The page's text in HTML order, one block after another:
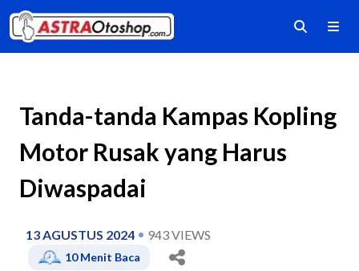
Tanda-tanda Kampas Kopling
Motor Rusak yang Harus
Diwaspadai
13 AGUSTUS 2024 943VIEWS
10Menit Baca